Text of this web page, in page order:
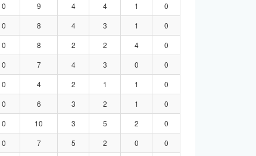
0 9 4 4 1
0
0 8 4 3 1
0
0 8 2 2 4
0
0 7 4 3 0
0
0 4 2 1 1
0
0 6 3 2 1
0
0 10 3 5 2
0
0 7 5 2 0
0